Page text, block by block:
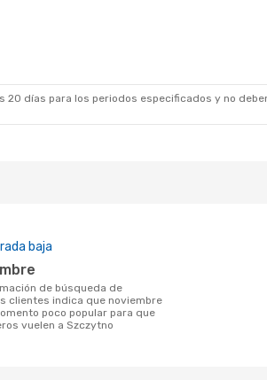
días para los periodos especificados y no
baja
clientes indica que noviembre
poco popular para que
vuelen a Szczytno